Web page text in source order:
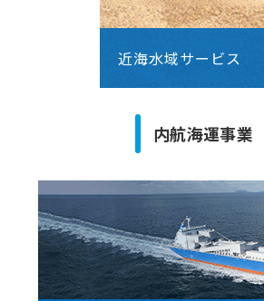
近海水域サービス
内航海運事業